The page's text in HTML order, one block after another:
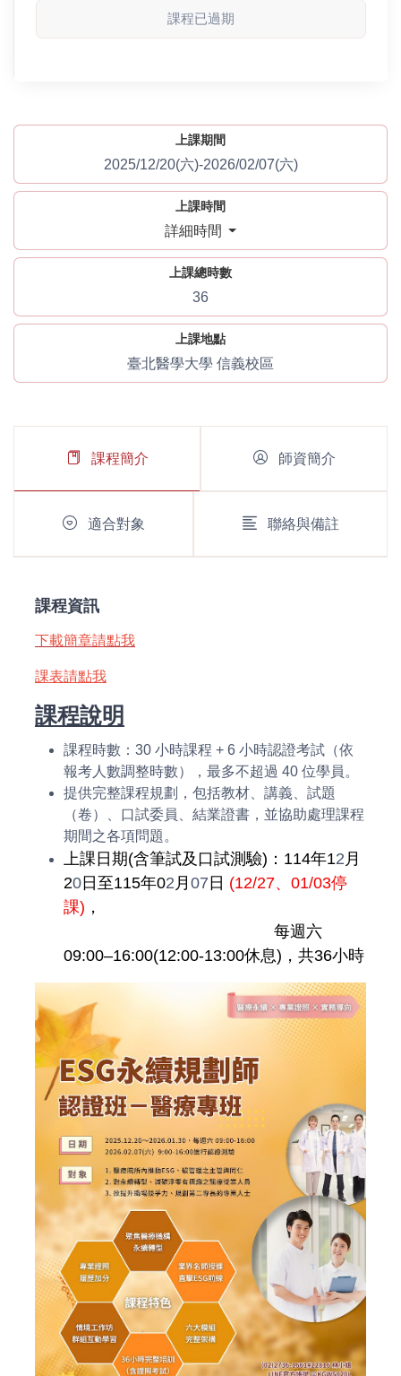
課程已過期
上課期間
2025/12/20(六)-2026/02/07(六)
上課時間
詳細時間
上課總時數
36
上課地點
臺北醫學大學 信義校區
課程簡介 師資簡介
適合對象 聯絡與備註
課程資訊
下載簡章請點我
課表請點我
課程說明
課程時數：30 小時課程 + 6 小時認證考試（依
報考人數調整時數），最多不超過 40 位學員。
提供完整課程規劃，包括教材、講義、試題
（卷）、口試委員、結業證書，並協助處理課程
期間之各項問題。
上課日期(含筆試及口試測驗)：114年12 月
20 日至115年02 月 07 日 (12/27、01/03停
課) ，
每週六
09:00–16:00(12:00-13:00休息)，共36小時